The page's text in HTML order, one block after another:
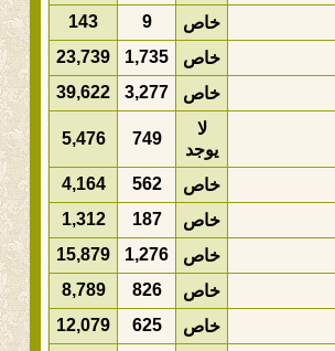
خاص 9
143
خاص 1,735
23,739
خاص 3,277
39,622
لا
يوجد
749
5,476
خاص 562
4,164
خاص 187
1,312
خاص 1,276
15,879
خاص 826
8,789
خاص 625
12,079